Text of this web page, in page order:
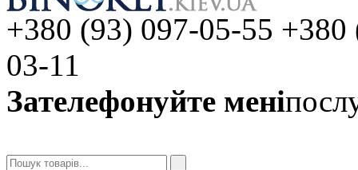
+380 (93) 097-05-55
03-11
Зателефонуйте мені